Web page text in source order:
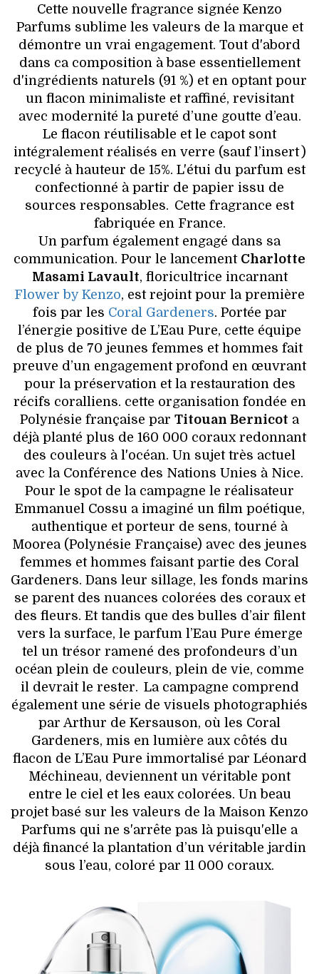
Cette nouvelle fragrance signée Kenzo
Parfums sublime les valeurs de la marque et
démontre un vrai engagement. Tout d'abord
dans ca composition à base essentiellement
d'ingrédients naturels (91 %) et en optant pour
un flacon minimaliste et raffiné, revisitant
avec modernité la pureté d’une goutte d’eau.
Le flacon réutilisable et le capot sont
intégralement réalisés en verre (sauf l’insert )
recyclé à hauteur de 15%. L'étui du parfum est
confectionné à partir de papier issu de
sources responsables. Cette fragrance est
fabriquée en France.
Un parfum également engagé dans sa
communication. Pour le lancement Charlotte
Masami Lavault, floricultrice incarnant
Flower by Kenzo, est rejoint pour la première
fois par les Coral Gardeners. Portée par
l’énergie positive de L’Eau Pure, cette équipe
de plus de 70 jeunes femmes et hommes fait
preuve d’un engagement profond en œuvrant
pour la préservation et la restauration des
récifs coralliens. cette organisation fondée en
Polynésie française par Titouan Bernicot a
déjà planté plus de 160 000 coraux redonnant
des couleurs à l'océan. Un sujet très actuel
avec la Conférence des Nations Unies à Nice.
Pour le spot de la campagne le réalisateur
Emmanuel Cossu a imaginé un film poétique,
authentique et porteur de sens, tourné à
Moorea (Polynésie Française) avec des jeunes
femmes et hommes faisant partie des Coral
Gardeners. Dans leur sillage, les fonds marins
se parent des nuances colorées des coraux et
des fleurs. Et tandis que des bulles d’air filent
vers la surface, le parfum l’Eau Pure émerge
tel un trésor ramené des profondeurs d’un
océan plein de couleurs, plein de vie, comme
il devrait le rester. La campagne comprend
également une série de visuels photographiés
par Arthur de Kersauson, où les Coral
Gardeners, mis en lumière aux côtés du
flacon de L’Eau Pure immortalisé par Léonard
Méchineau, deviennent un véritable pont
entre le ciel et les eaux colorées. Un beau
projet basé sur les valeurs de la Maison Kenzo
Parfums qui ne s'arrête pas là puisqu'elle a
déjà financé la plantation d’un véritable jardin
sous l’eau, coloré par 11 000 coraux.